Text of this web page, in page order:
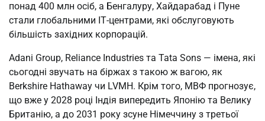
понад 400 млн осіб, а Бенгалуру, Хайдарабад і Пуне
стали глобальними ІТ-центрами, які обслуговують
більшість західних корпорацій.
Adani Group, Reliance Industries та Tata Sons — імена, які
сьогодні звучать на біржах з такою ж вагою, як
Berkshire Hathaway чи LVMH. Крім того, МВФ прогнозує,
що вже у 2028 році Індія випередить Японію та Велику
Британію, а до 2031 року зсуне Німеччину з третьої